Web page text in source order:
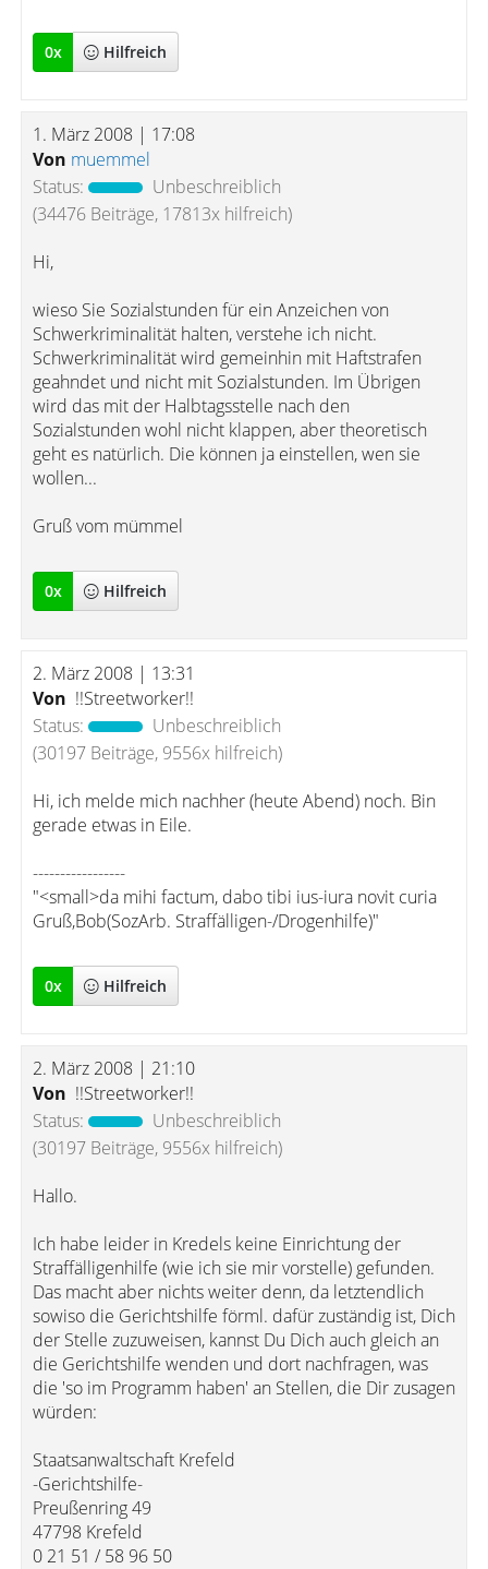
0x Hilfreich
1. März 2008 | 17:08
Von muemmel
Status:
Unbeschreiblich
(34476 Beiträge, 17813x hilfreich)
Hi,
wieso Sie Sozialstunden für ein Anzeichen von
Schwerkriminalität halten, verstehe ich nicht.
Schwerkriminalität wird gemeinhin mit Haftstrafen
geahndet und nicht mit Sozialstunden. Im Übrigen
wird das mit der Halbtagsstelle nach den
Sozialstunden wohl nicht klappen, aber theoretisch
geht es natürlich. Die können ja einstellen, wen sie
wollen...
Gruß vom mümmel
0x Hilfreich
2. März 2008 | 13:31
Von !!Streetworker!!
Status:
Unbeschreiblich
(30197 Beiträge, 9556x hilfreich)
Hi, ich melde mich nachher (heute Abend) noch. Bin
gerade etwas in Eile.
-----------------
"<small>da mihi factum, dabo tibi ius-iura novit curia
Gruß,Bob(SozArb. Straffälligen-/Drogenhilfe)"
0x Hilfreich
2. März 2008 | 21:10
Von !!Streetworker!!
Status:
Unbeschreiblich
(30197 Beiträge, 9556x hilfreich)
Hallo.
Ich habe leider in Kredels keine Einrichtung der
Straffälligenhilfe (wie ich sie mir vorstelle) gefunden.
Das macht aber nichts weiter denn, da letztendlich
sowiso die Gerichtshilfe förml. dafür zuständig ist, Dich
der Stelle zuzuweisen, kannst Du Dich auch gleich an
die Gerichtshilfe wenden und dort nachfragen, was
die 'so im Programm haben' an Stellen, die Dir zusagen
würden:
Staatsanwaltschaft Krefeld
-Gerichtshilfe-
Preußenring 49
47798 Krefeld
0 21 51 / 58 96 50